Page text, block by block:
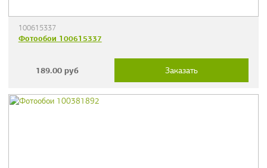
100615337
Фотообои 100615337
189.00 руб Заказать